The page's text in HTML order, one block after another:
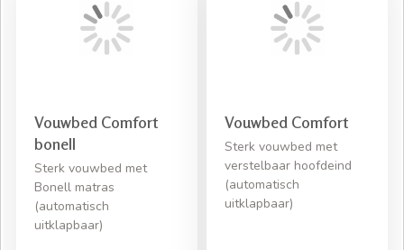
Vouwbed Comfort
bonell
Sterk vouwbed met
Bonell matras
(automatisch
uitklapbaar)
Vouwbed Comfort
Sterk vouwbed met
verstelbaar hoofdeind
(automatisch
uitklapbaar)